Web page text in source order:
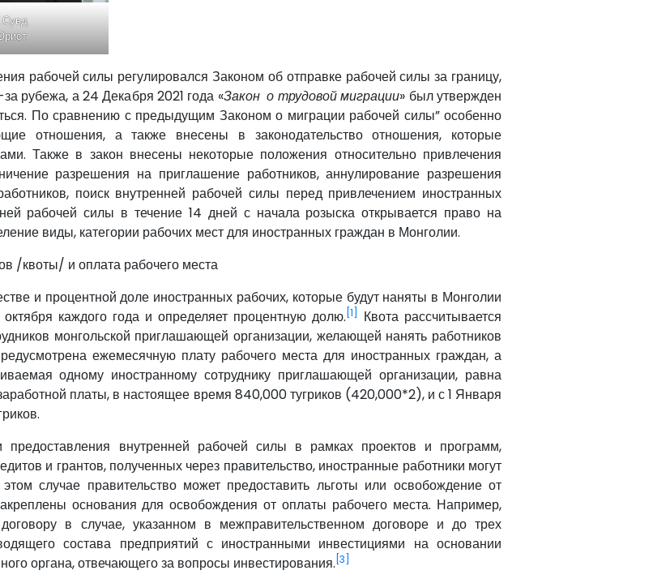
рабочей силы регулировался Законом об отправке рабочей силы за границу,
рубежа, а 24 Декабря 2021 года «Закон о трудовой миграции» был утвержден
По сравнению с предыдущим Законом о миграции рабочей силы” особенно
отношения, а также внесены в законодательство отношения, которые
Также в закон внесены некоторые положения относительно привлечения
разрешения на приглашение работников, аннулирование разрешения
поиск внутренней рабочей силы перед привлечением иностранных
рабочей силы в течение 14 дней с начала розыска открывается право на
виды, категории рабочих мест для иностранных граждан в Монголии.
/квоты/ и оплата рабочего места
и процентной доле иностранных рабочих, которые будут наняты в Монголии
каждого года и определяет процентную долю. [1]
Квота рассчитывается
монгольской приглашающей организации, желающей нанять работников
ежемесячную плату рабочего места для иностранных граждан, а
одному иностранному сотруднику приглашающей организации, равна
платы, в настоящее время 840,000 тугриков (420,000*2), и с 1 Января
внутренней рабочей силы в рамках проектов и программ,
и грантов, полученных через правительство, иностранные работники могут
случае правительство может предоставить льготы или освобождение от
основания для освобождения от оплаты рабочего места. Например,
в случае, указанном в межправительственном договоре и до трех
состава предприятий с иностранными инвестициями на основании
органа, отвечающего за вопросы инвестирования. [3]